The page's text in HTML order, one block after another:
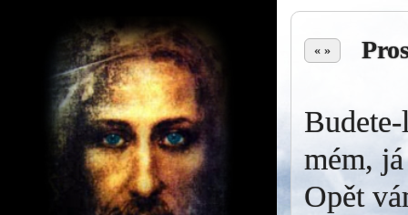
« »
mém,
Opět